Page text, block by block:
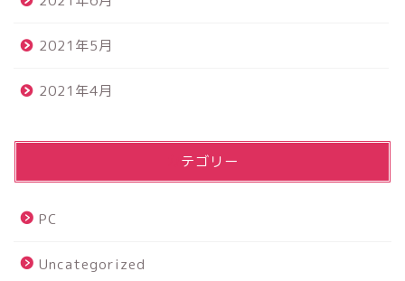
2021年5月
2021年4月
カテゴリー
PC
Uncategorized